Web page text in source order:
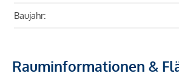
Baujahr:
Rauminformationen &